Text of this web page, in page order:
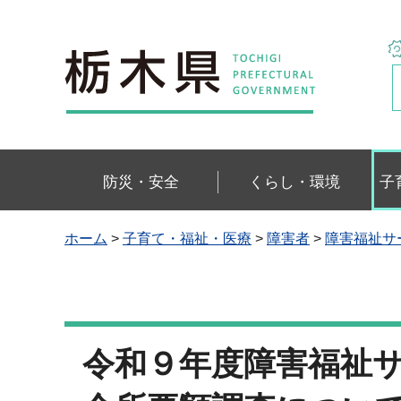
栃木県
防災・安全 くらし・環境 子
ホーム > 子育て・福祉・医療 > 障害者 > 障害福祉サ
令和９年度障害福祉